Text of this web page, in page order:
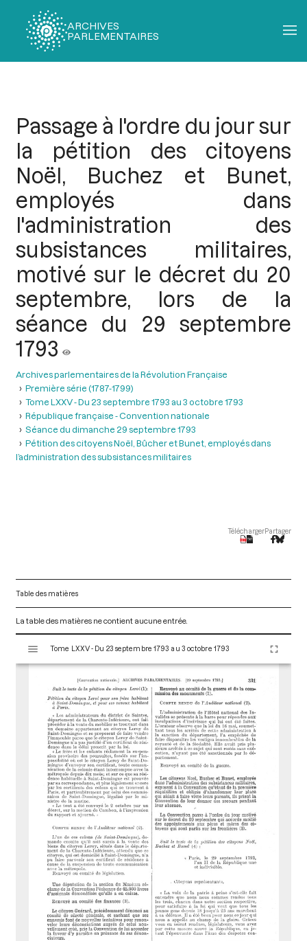
ARCHIVES
PARLEMENTAIRES
Passage à l'ordre du jour sur
la pétition des citoyens
Noël, Buchez et Bunet,
employés dans
l'administration des
subsistances militaires,
motivé sur le décret du 20
septembre, lors de la
séance du 29 septembre
1793
Archives parlementaires de la Révolution Française
Première série (1787-1799)
Tome LXXV - Du 23 septembre 1793 au 3 octobre 1793
République française - Convention nationale
Séance du dimanche 29 septembre 1793
Pétition des citoyens Noël, Bûcher et Bunet, employés dans
l’administration des subsistances militaires
TéléchargerPartager
Table des matières
La table des matières ne contient aucune entrée.
s
Tome LXXV - Du 23 septembre 1793 au 3 octobre 1793